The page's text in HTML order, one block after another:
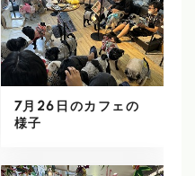
7月26日のカフェの
様子